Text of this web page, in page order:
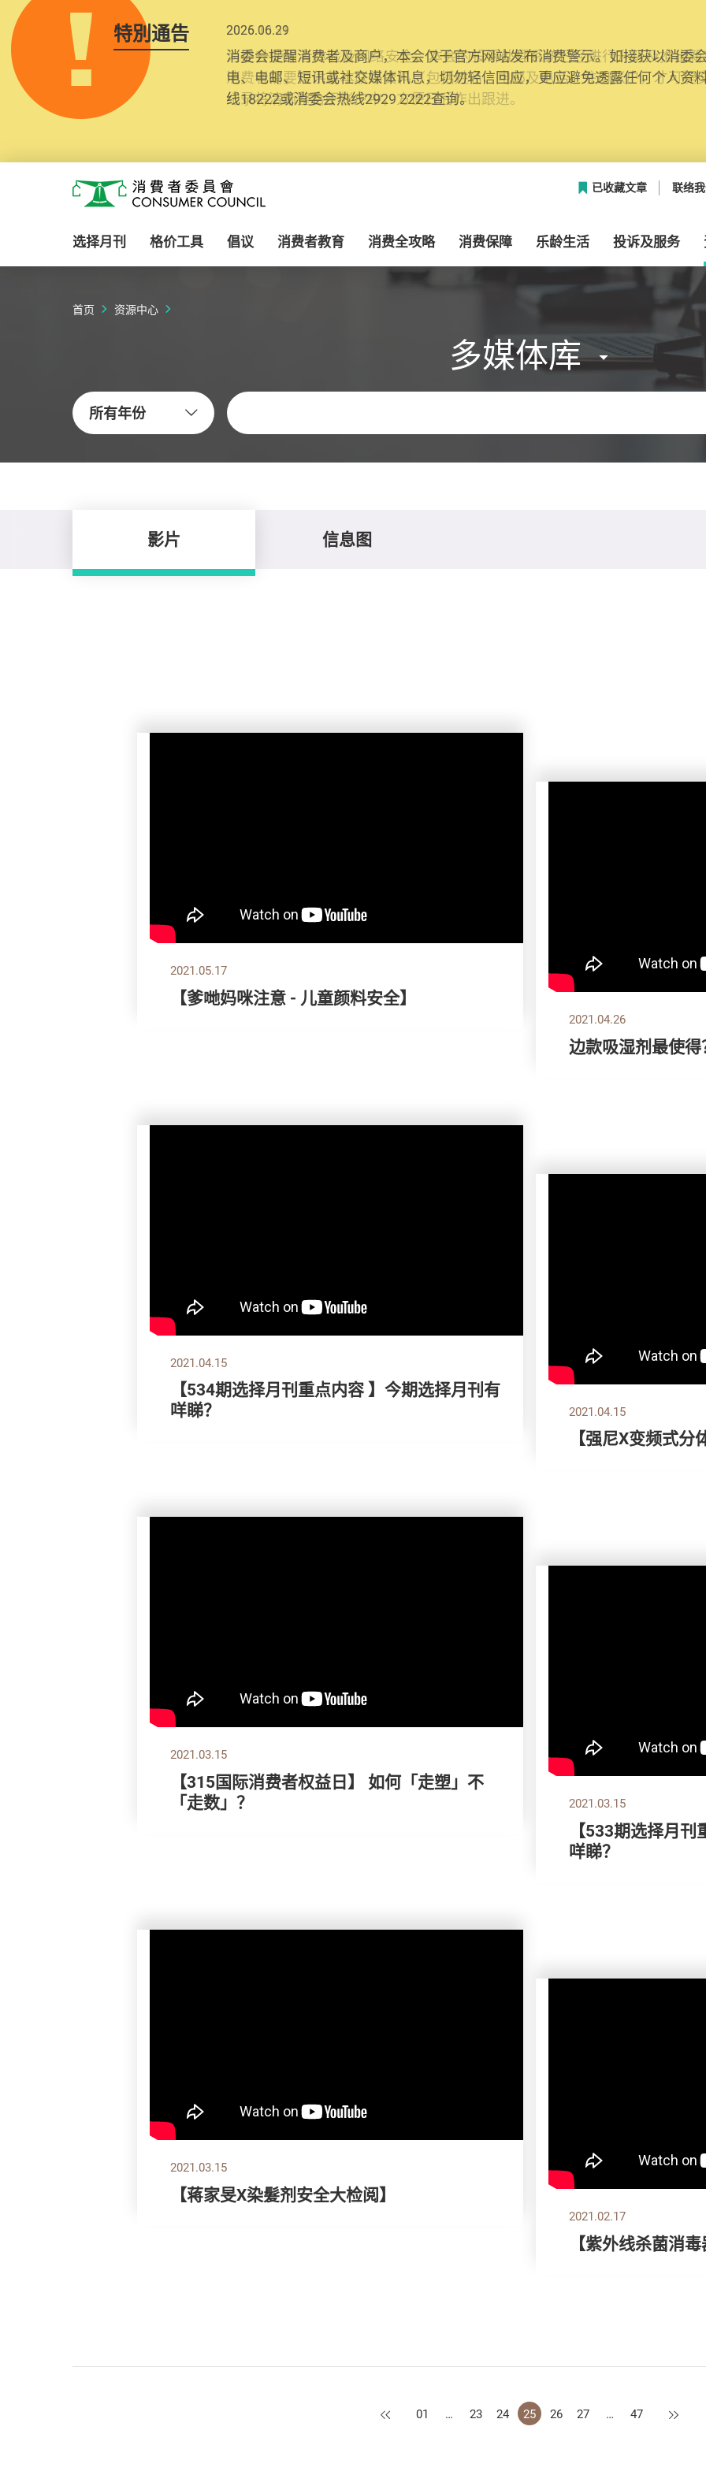
特別通告 2025.10.31
为提升使用者体验及网络安全，本会的投诉处理系统已经进行升级及推出
消费者需要提供基本联络资料（包括姓名、电邮及电话）注册帐户，才可提
纪录将清晰整合于帐户中，方便日后作出跟进。
消费者委员会
已收藏文章 联络
选择月刊 格价工具 倡议 消费者教育 消费全攻略 消费保障 乐龄生活 投诉及服务
首页 资源中心
多媒体库
所有年份
关键字
影片 信息图
2021.05.17
【爹哋妈咪注意 - 儿童颜料安全】
2021.04.26
边款吸湿剂最使得
2021.04.15
【534期选择月刊重点内容 】今期选择月刊有
咩睇？
2021.04.15
【强尼X变频式
2021.03.15
【315国际消费者权益日】 如何「走塑」不
「走数」？
2021.03.15
【533期选择月
咩睇？
2021.03.15
【蒋家旻X染髮剂安全大检阅】
2021.02.17
【紫外线杀菌消
上一页
01 … 23 24 25 26 27 … 47 下一页